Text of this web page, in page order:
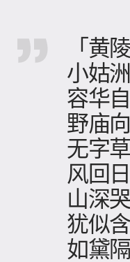
「黄
小姑
容华
野庙
无字
风回
山深
犹似
如黛